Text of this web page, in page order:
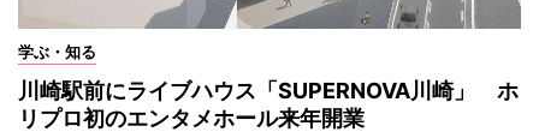
学ぶ・知る
川崎駅前にライブハウス「SUPERNOVA川崎」 ホ
リプロ初のエンタメホール来年開業